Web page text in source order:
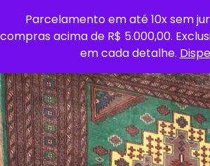
Parcelamento em até 10x sem
compras acima de R$ 5.000,00.
em cada detalhe.